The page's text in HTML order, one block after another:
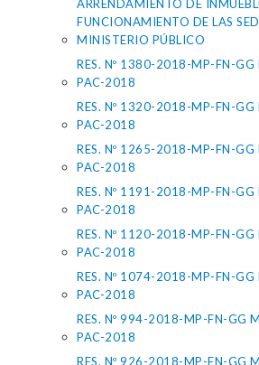
ARRENDAMIENTO DE
FUNCIONAMIENTO DE LAS
MINISTERIO PÚBLICO
RES. Nº 1380-2018-MP-FN-
PAC-2018
RES. Nº 1320-2018-MP-FN-
PAC-2018
RES. Nº 1265-2018-MP-FN-
PAC-2018
RES. Nº 1191-2018-MP-FN-
PAC-2018
RES. Nº 1120-2018-MP-FN-
PAC-2018
RES. Nº 1074-2018-MP-FN-
PAC-2018
RES. Nº 994-2018-MP-FN-GG
PAC-2018
RES. Nº 926-2018-MP-FN-GG